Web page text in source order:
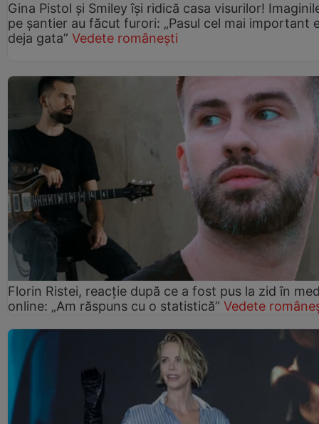
Gina Pistol și Smiley își ridică casa visurilor!
pe șantier au făcut furori: „Pasul cel mai important
deja gata” Vedete românești
Florin Ristei, reacție după ce a fost pus la zid în
online: „Am răspuns cu o statistică” Vedete